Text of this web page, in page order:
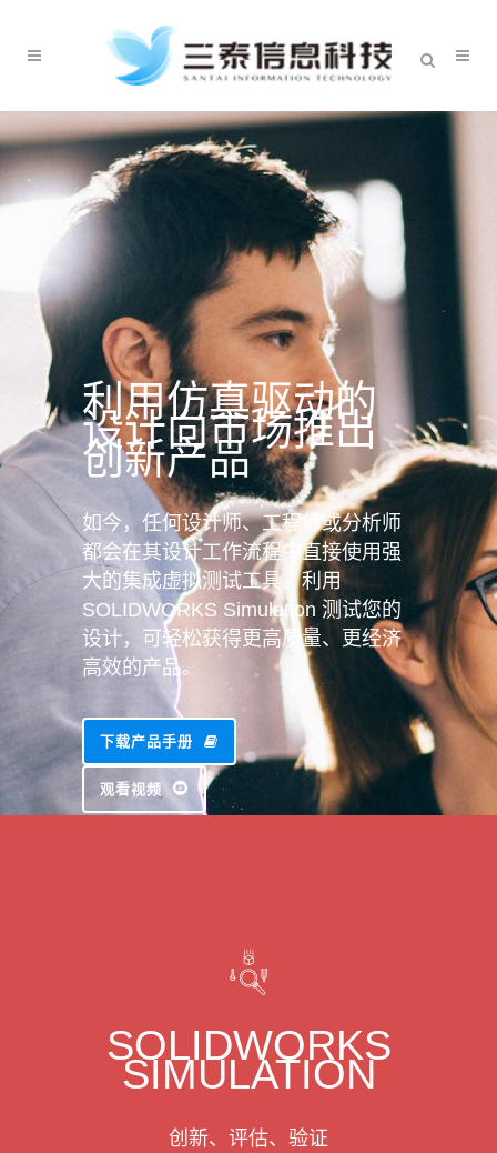
利用仿真驱动的
设计向市场推出
创新产品
如今，任何设计师、工程师或分析师
都会在其设计工作流程中直接使用强
大的集成虚拟测试工具。利用
SOLIDWORKS Simulation 测试您的
设计，可轻松获得更高质量、更经济
高效的产品。
下载产品手册
观看视频
SOLIDWORKS
SIMULATION
创新、评估、验证